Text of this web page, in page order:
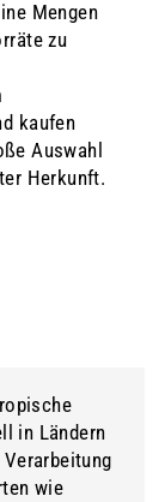
Mengen
zu
kaufen
Auswahl
Herkunft.
in Ländern
wie